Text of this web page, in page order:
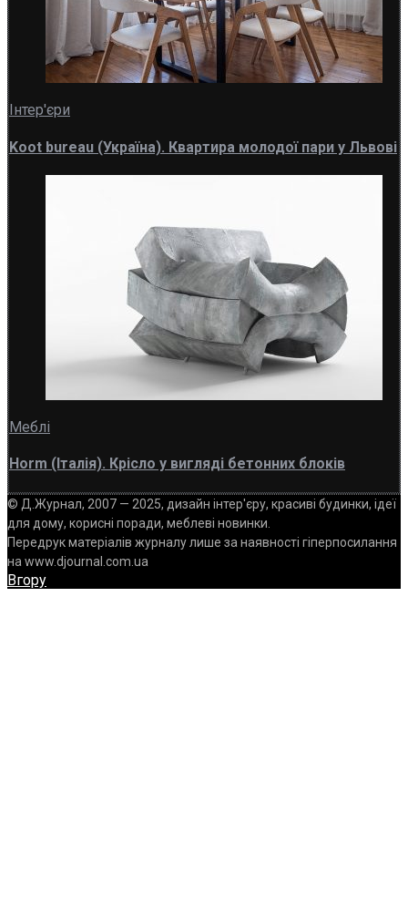
Інтер'єри
Koot bureau (Україна). Квартира молодої пари у Львові
Меблі
Horm (Італія). Крісло у вигляді бетонних блоків
© Д.Журнал, 2007 — 2025, дизайн інтер'єру, красиві будинки, ідеї
для дому, корисні поради, меблеві новинки.
Передрук матеріалів журналу лише за наявності гіперпосилання
на www.djournal.com.ua
Вгору